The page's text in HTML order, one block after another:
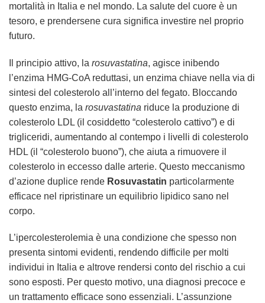
mortalità in Italia e nel mondo. La salute del cuore è un
tesoro, e prendersene cura significa investire nel proprio
futuro.
Il principio attivo, la rosuvastatina, agisce inibendo
l’enzima HMG-CoA reduttasi, un enzima chiave nella via di
sintesi del colesterolo all’interno del fegato. Bloccando
questo enzima, la rosuvastatina riduce la produzione di
colesterolo LDL (il cosiddetto “colesterolo cattivo”) e di
trigliceridi, aumentando al contempo i livelli di colesterolo
HDL (il “colesterolo buono”), che aiuta a rimuovere il
colesterolo in eccesso dalle arterie. Questo meccanismo
d’azione duplice rende Rosuvastatin particolarmente
efficace nel ripristinare un equilibrio lipidico sano nel
corpo.
L’ipercolesterolemia è una condizione che spesso non
presenta sintomi evidenti, rendendo difficile per molti
individui in Italia e altrove rendersi conto del rischio a cui
sono esposti. Per questo motivo, una diagnosi precoce e
un trattamento efficace sono essenziali. L’assunzione